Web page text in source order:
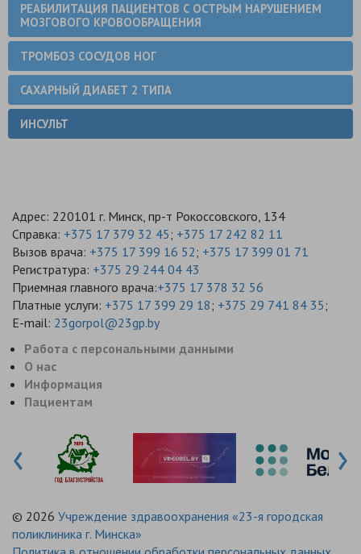
РЕАБИЛИТАЦИЯ ПАЦИЕНТОВ С ОСТРЫМ НАРУШЕНИЕМ
МОЗГОВОГО КРОВООБРАЩЕНИЯ
ТРОМБОЗ СОСУДОВ НОГ
САХАРНЫЙ ДИАБЕТ 2 ТИПА
ИНСУЛЬТ
Адрес: 220101 г. Минск, пр-т Рокоссовского, 134
Справка: +375 17 379 32 45; +375 17 242 82 11
Вызов врача: +375 17 399 16 52; +375 17 399 01 71
Регистратура: +375 29 244 04 43
Приемная главного врача:+375 17 378 32 56
Платные услуги: +375 17 399 29 18; +375 29 741 84 35;
E-mail: 23gorpol@23gp.by
Работа с персональными данными
О нас
Информация
Пациентам
‹ ›
© 2026 Учреждение здравоохранения «23-я городская
поликлиника г. Минска»